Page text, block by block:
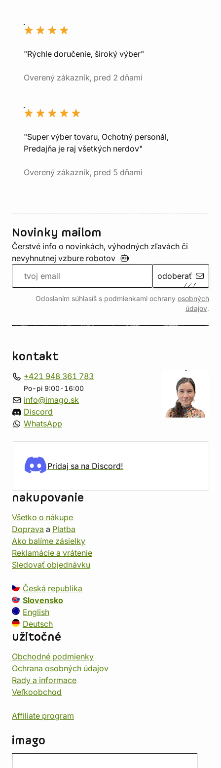
"Rýchle doručenie, široký výber"
Overený zákazník, pred 2 dňami
"Super výber tovaru, Ochotný personál,
Predajňa je raj všetkých nerdov"
Overený zákazník, pred 5 dňami
Novinky mailom
Čerstvé info o novinkách, výhodných zľavách či
nevyhnutnej vzbure robotov
odoberať
Odoslaním súhlasíš s podmienkami ochrany osobných
údajov.
kontakt
+421 948 361 783
Po-pi 9:00-16:00
info@imago.sk
Discord
WhatsApp
Pridaj sa na Discord!
nakupovanie
Všetko o nákupe
Doprava a Platba
Ako balíme zásielky
Reklamácie a vrátenie
Sledovať objednávku
Česká republika
Slovensko
English
Deutsch
užitočné
Obchodné podmienky
Ochrana osobných údajov
Rady a informace
Veľkoobchod
Affiliate program
imago